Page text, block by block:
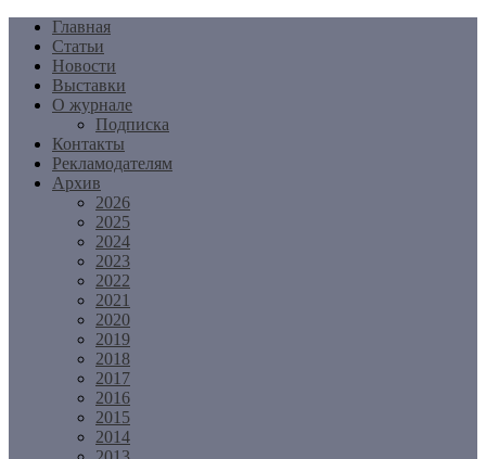
Перейти
содержимому
Главная
Статьи
Новости
Выставки
О журнале
Подписка
Контакты
Рекламодателям
Архив
2026
2025
2024
2023
2022
2021
2020
2019
2018
2017
2016
2015
2014